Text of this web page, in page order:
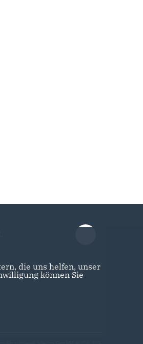
die uns helfen, unser
können Sie